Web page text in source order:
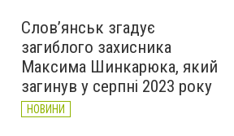
Слов’янськ згадує
загиблого захисника
Максима Шинкарюка, який
загинув у серпні 2023 року
НОВИНИ